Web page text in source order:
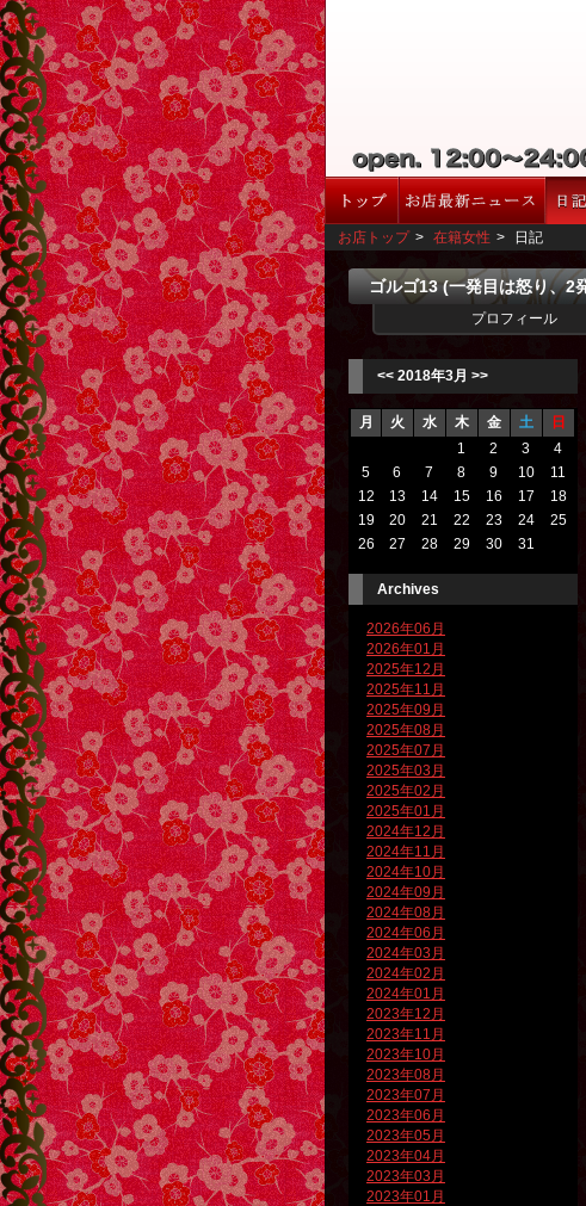
お店トップ > 在籍女性 > 日記
ゴルゴ13 (一発目は怒り、2
プロフィール
<< 2018年3月 >>
月 火 水 木 金 土
日
1
2 3
4
5
6 7 8 9 10
11
12
13 14 15 16 17
18
19
20 21 22 23 24
25
26
27 28 29 30 31
Archives
2026年06月
2026年01月
2025年12月
2025年11月
2025年09月
2025年08月
2025年07月
2025年03月
2025年02月
2025年01月
2024年12月
2024年11月
2024年10月
2024年09月
2024年08月
2024年06月
2024年03月
2024年02月
2024年01月
2023年12月
2023年11月
2023年10月
2023年08月
2023年07月
2023年06月
2023年05月
2023年04月
2023年03月
2023年01月